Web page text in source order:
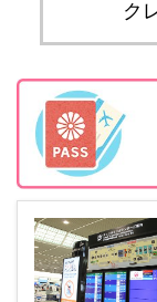
ク